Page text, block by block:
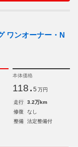
ワンオーナー・N
本体価格
118. 5 万円
走行
3.2万km
修復
なし
整備
法定整備付